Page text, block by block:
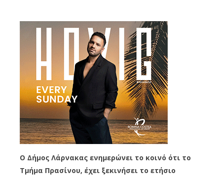
Ο Δήμος Λάρνακας ενημερώνει το κοινό ότι το
Τμήμα Πρασίνου, έχει ξεκινήσει το ετήσιο